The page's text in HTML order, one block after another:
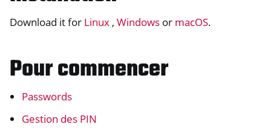
navigation of nitropy
navigation of Nitrokey Python SDK v0.4.1
Download it for Linux , Windows or macOS.
Pour commencer
Passwords
Gestion des PIN